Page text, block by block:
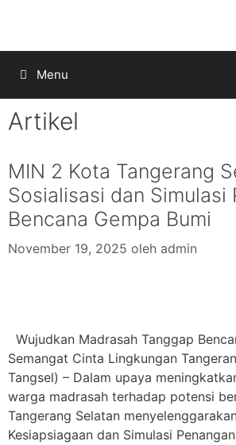
Menu
Artikel
MIN 2 Kota Tangerang
Sosialisasi dan Simulasi
Bencana Gempa Bumi
November 19, 2025 oleh admin
Wujudkan Madrasah Tanggap
Semangat Cinta Lingkungan
Tangsel) – Dalam upaya
warga madrasah terhadap potensi
Tangerang Selatan
Kesiapsiagaan dan Simulasi